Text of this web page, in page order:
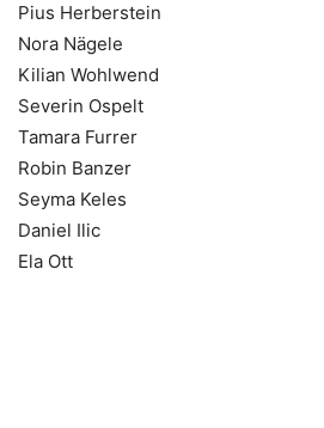
Pius Herberstein
Nora Nägele
Kilian Wohlwend
Severin Ospelt
Tamara Furrer
Robin Banzer
Seyma Keles
Daniel Ilic
Ela Ott